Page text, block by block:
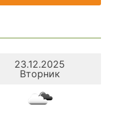
23.12.2025
Вторник